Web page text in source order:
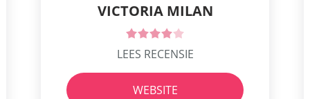
VICTORIA MILAN
LEES RECENSIE
WEBSITE